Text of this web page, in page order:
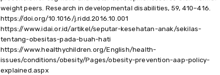
weight peers. Research in developmental disabilities, 59, 410–416.
https://doi.org/10.1016/j.ridd.2016.10.001
https://www.idai.or.id/artikel/seputar-kesehatan-anak/sekilas-
tentang-obesitas-pada-buah-hati
https://www.healthychildren.org/English/health-
issues/conditions/obesity/Pages/obesity-prevention-aap-policy-
explained.aspx